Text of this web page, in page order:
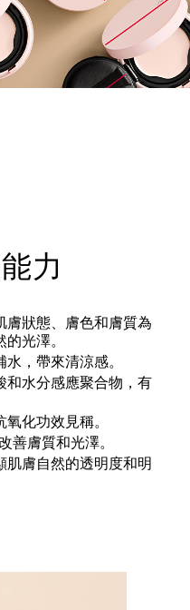
力
膚狀態、膚色和膚質為
光澤。
，帶來清涼感。
和水分感應聚合物，有
化功效見稱。
改善膚質和光澤。
肌膚自然的透明度和明